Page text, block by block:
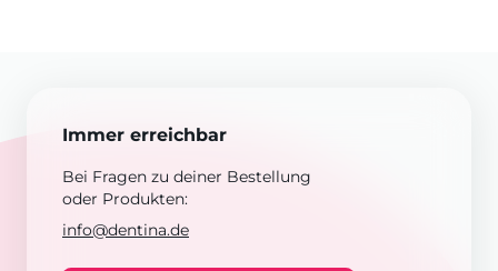
Immer erreichbar
Bei Fragen zu deiner Bestellung
oder Produkten:
info@dentina.de